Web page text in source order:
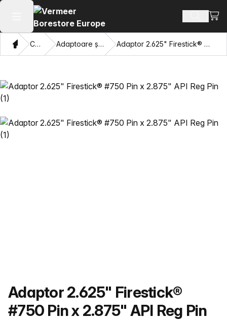
Deschide meniul principal Căutați
Domiciliu
Catalog Adaptoare și ochi care trag Adaptor 2.625" Firestick® #750 Pin x 2.875" API Reg Pin
Nume produs
Adaptor 2.625" Firestick®
#750 Pin x 2.875" API Reg Pin